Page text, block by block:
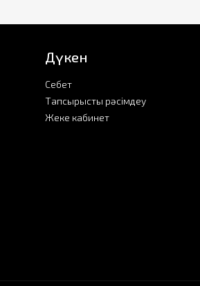
Дүкен
Себет
Тапсырысты рәсімдеу
Жеке кабинет